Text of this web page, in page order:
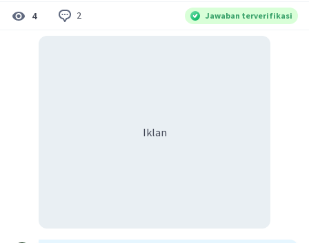
4 2 Jawaban terverifikasi
Iklan